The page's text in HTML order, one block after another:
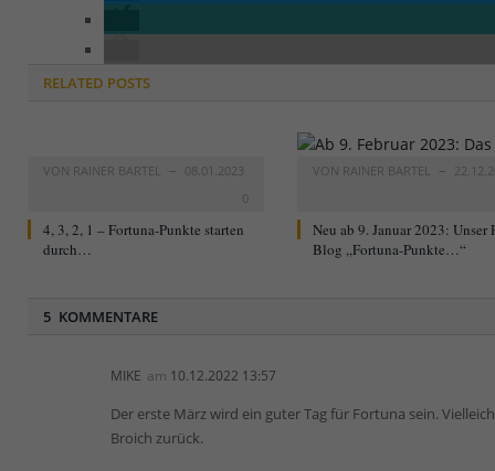
RELATED POSTS
VON RAINER BARTEL
08.01.2023
0
4, 3, 2, 1 – Fortuna-Punkte starten
durch…
VON RAINER BARTEL
Neu ab 9. Januar 2023: Unser
Blog „Fortuna-Punkte…“
5 KOMMENTARE
MIKE am 10.12.2022 13:57
Der erste März wird ein guter Tag für Fortuna sein.
Broich zurück.